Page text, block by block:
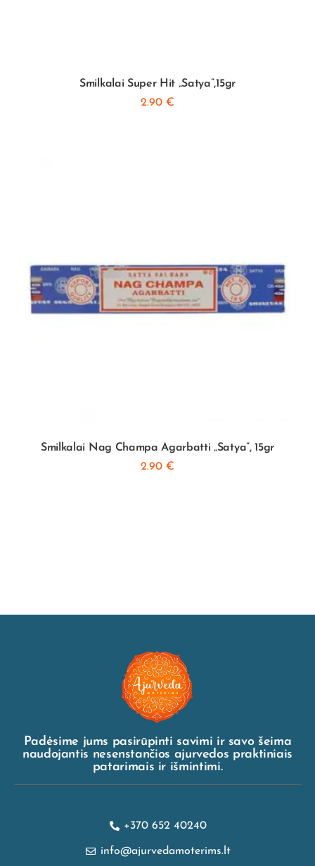
Smilkalai Super Hit „Satya”,15gr
2.90 €
Smilkalai Nag Champa Agarbatti „Satya”, 15gr
2.90 €
Padėsime jums pasirūpinti savimi ir savo šeima
naudojantis nesenstančios ajurvedos praktiniais
patarimais ir išmintimi.
+370 652 40240
info@ajurvedamoterims.lt